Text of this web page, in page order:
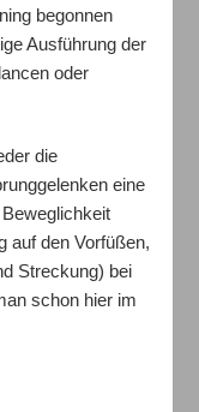
begonnen
Ausführung der
oder
die
eine
auf den Vorfüßen,
Streckung) bei
schon hier im